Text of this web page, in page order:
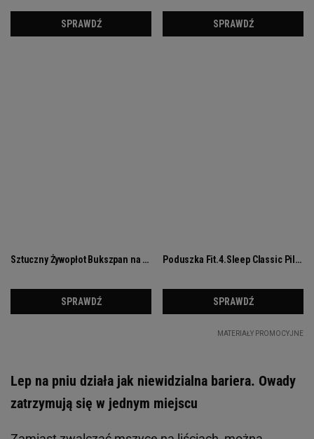
Lep na pniu działa jak niewidzialna bariera. Owady
zatrzymują się w jednym miejscu